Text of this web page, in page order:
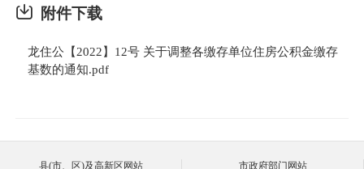
附件下载
龙住公【2022】12号 关于调整各缴存单位住房公积金缴存
基数的通知.pdf
县(市、区)及高新区网站 市政府部门网站